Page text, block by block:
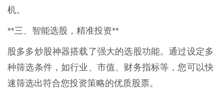
机。
**三、智能选股，精准投资**
股多多炒股神器搭载了强大的选股功能。通过设定多
种筛选条件，如行业、市值、财务指标等，您可以快
速筛选出符合您投资策略的优质股票。